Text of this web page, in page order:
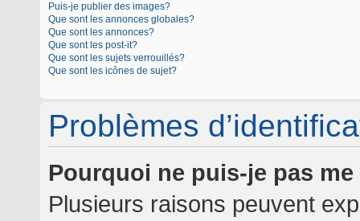
Puis-je publier des images?
Que sont les annonces globales?
Que sont les annonces?
Que sont les post-it?
Que sont les sujets verrouillés?
Que sont les icônes de sujet?
Problèmes
Pourquoi ne puis-je pas
Plusieurs raisons peuvent